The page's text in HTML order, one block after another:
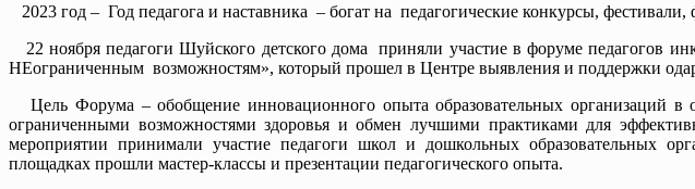
2023 год – Год педагога и наставника – богат на педагогические конкурсы,
22 ноября педагоги Шуйского детского дома приняли участие в форуме педагогов
НЕограниченным возможностям», который прошел в Центре выявления и поддержки
Цель Форума – обобщение инновационного опыта образовательных организаций в
ограниченными возможностями здоровья и обмен лучшими практиками для
мероприятии принимали участие педагоги школ и дошкольных образовательных
площадках прошли мастер-классы и презентации педагогического опыта.